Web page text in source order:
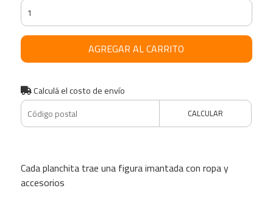
AGREGAR AL CARRITO
Calculá el costo de envío
CALCULAR
Cada planchita trae una figura imantada con ropa y
accesorios